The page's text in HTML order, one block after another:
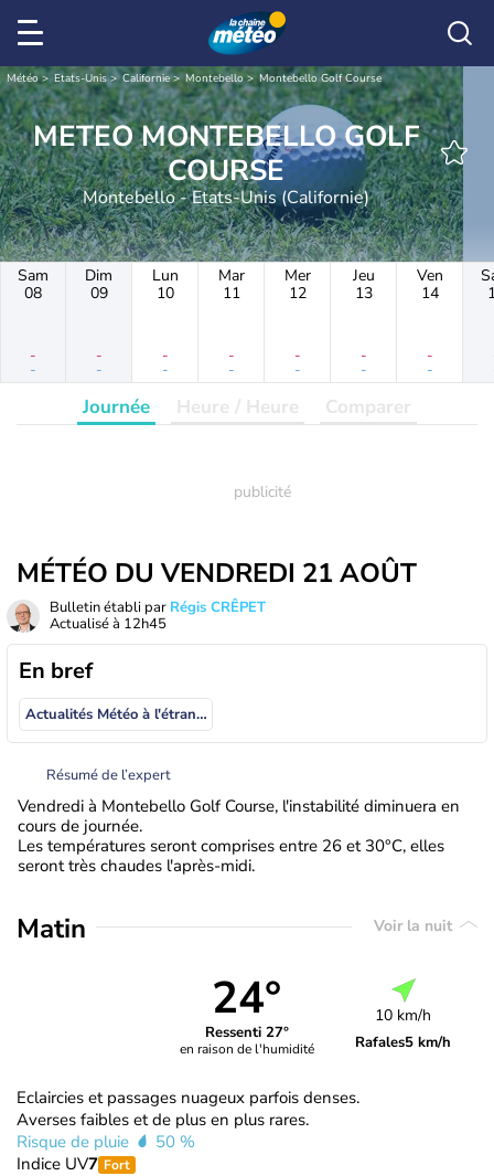
Météo Etats-Unis Californie Montebello Montebello Golf Course
METEO MONTEBELLO GOLF
COURSE
Montebello - Etats-Unis (Californie)
Sam
08
-
-
Dim
09
-
-
Lun
10
-
-
Mar
11
-
-
Mer
12
-
-
Jeu
13
-
-
Ven
14
-
-
Journée Heure / Heure Comparer
MÉTÉO DU VENDREDI 21 AOÛT
Bulletin établi par Régis CRÊPET
Actualisé à 12h45
En bref
Actualités Météo à l'étranger
Résumé de l’expert
Vendredi à Montebello Golf Course, l'instabilité diminuera en
cours de journée.
Les températures seront comprises entre 26 et 30°C, elles
seront très chaudes l'après-midi.
Matin Voir la nuit
24°
Ressenti 27°
en raison de l'humidité
10 km/h
Rafales5 km/h
Eclaircies et passages nuageux parfois denses.
Averses faibles et de plus en plus rares.
Risque de pluie
50 %
Indice UV7 Fort